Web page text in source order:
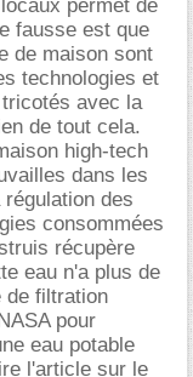
permet de
fausse est que
de maison sont
technologies et
avec la
de tout cela.
high-tech
dans les
des
consommées
récupère
eau n'a plus de
de filtration
pour
eau potable
l'article sur le